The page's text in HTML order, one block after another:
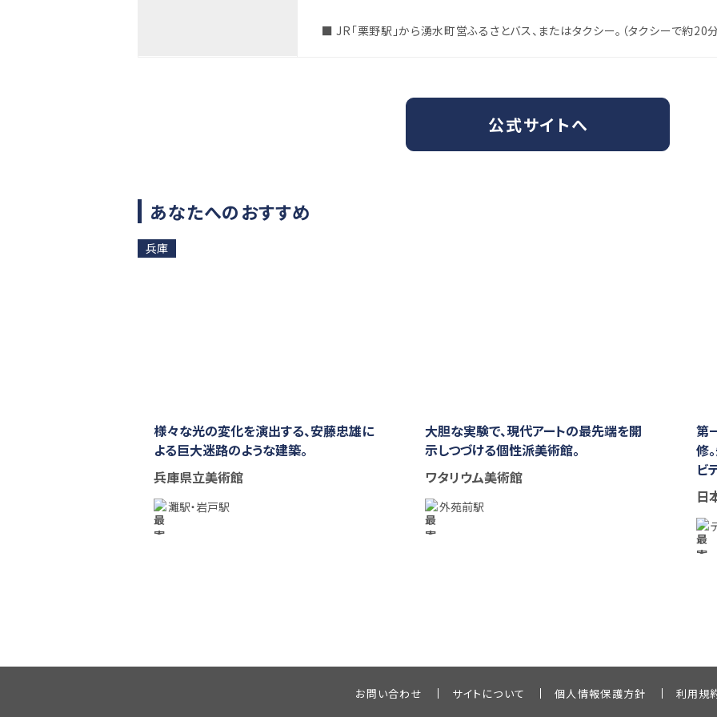
■ JR「栗野駅」から湧水町営ふるさとバス、またはタクシー。（タクシーで約20
公式サイトへ
あなたへのおすすめ
兵庫
様々な光の変化を演出する、安藤忠雄に
よる巨大迷路のような建築。
兵庫県立美術館
灘駅・岩戸駅
大胆な実験で、現代アートの最先端を開
示しつづける個性派美術館。
ワタリウム美術館
外苑前駅
第
修
ビ
日
お問い合わせ サイトについて 個人情報保護方針 利用規